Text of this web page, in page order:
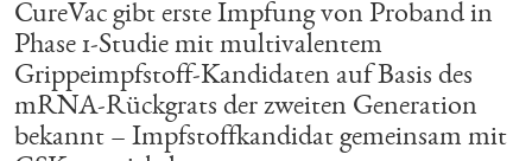
CureVac gibt erste Impfung von Proband in
Phase 1-Studie mit multivalentem
Grippeimpfstoff-Kandidaten auf Basis des
mRNA-Rückgrats der zweiten Generation
bekannt – Impfstoffkandidat gemeinsam mit